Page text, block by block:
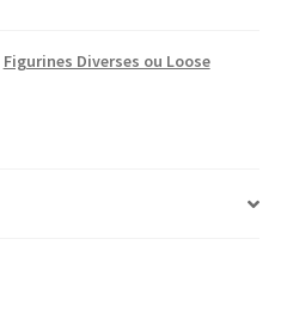
Figurines Diverses ou Loose